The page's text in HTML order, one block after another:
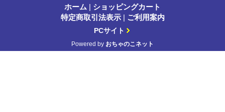
ホーム | ショッピングカート
特定商取引法表示 | ご利用案内
PCサイト
Powered by おちゃのこネット